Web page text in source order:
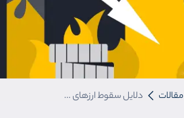
مقالات دلایل سقوط ارزهای دیجیتال | علت ریزش ارزهای دیجیتال چیست؟